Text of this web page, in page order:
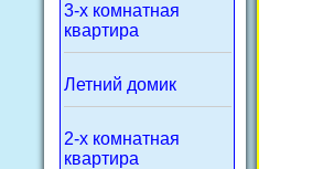
3-х комнатная
квартира
Летний домик
2-х комнатная
квартира